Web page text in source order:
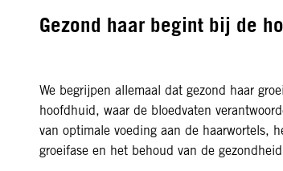
Gezond haar begint bij de
We begrijpen allemaal dat gezond haar
hoofdhuid, waar de bloedvaten
van optimale voeding aan de haarwortels,
groeifase en het behoud van de